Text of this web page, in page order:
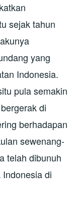
sejak tahun
yang
Indonesia.
pula semakin
di
berhadapan
sewenang-
telah dibunuh
di